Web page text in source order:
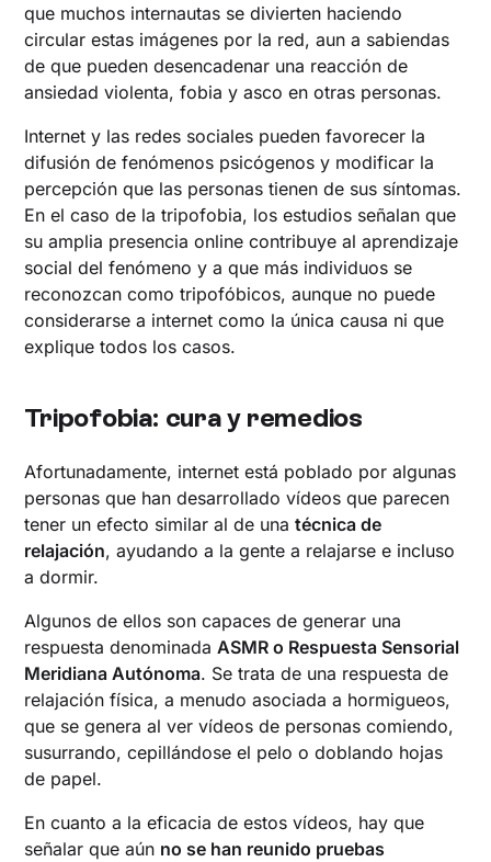
que muchos internautas se divierten haciendo
circular estas imágenes por la red, aun a sabiendas
de que pueden desencadenar una reacción de
ansiedad violenta, fobia y asco en otras personas.
Internet y las redes sociales pueden favorecer la
difusión de fenómenos psicógenos y modificar la
percepción que las personas tienen de sus síntomas.
En el caso de la tripofobia, los estudios señalan que
su amplia presencia online contribuye al aprendizaje
social del fenómeno y a que más individuos se
reconozcan como tripofóbicos, aunque no puede
considerarse a internet como la única causa ni que
explique todos los casos.
Tripofobia: cura y remedios
Afortunadamente, internet está poblado por algunas
personas que han desarrollado vídeos que parecen
tener un efecto similar al de unatécnica de
relajación, ayudando a la gente a relajarse e incluso
a dormir.
Algunos de ellos son capaces de generar una
respuesta denominada ASMR o Respuesta Sensorial
Meridiana Autónoma. Se trata de una respuesta de
relajación física, a menudo asociada a hormigueos,
que se genera al ver vídeos de personas comiendo,
susurrando, cepillándose el pelo o doblando hojas
de papel.
En cuanto a la eficacia de estos vídeos, hay que
señalar que aún no se han reunido pruebas